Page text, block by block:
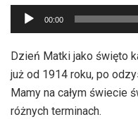
Odtwarzacz
plików
dźwiękowych
00:00
Dzień Matki jako święto
już od 1914 roku, po
Mamy na całym świecie
różnych terminach.